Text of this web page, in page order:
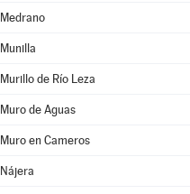
Medrano
Munilla
Murillo de Río Leza
Muro de Aguas
Muro en Cameros
Nájera